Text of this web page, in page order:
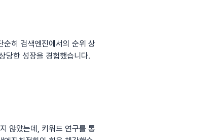
히 검색엔진에서의 순위 상
당한 성장을 경험했습니다.
않았는데, 키워드 연구를 통